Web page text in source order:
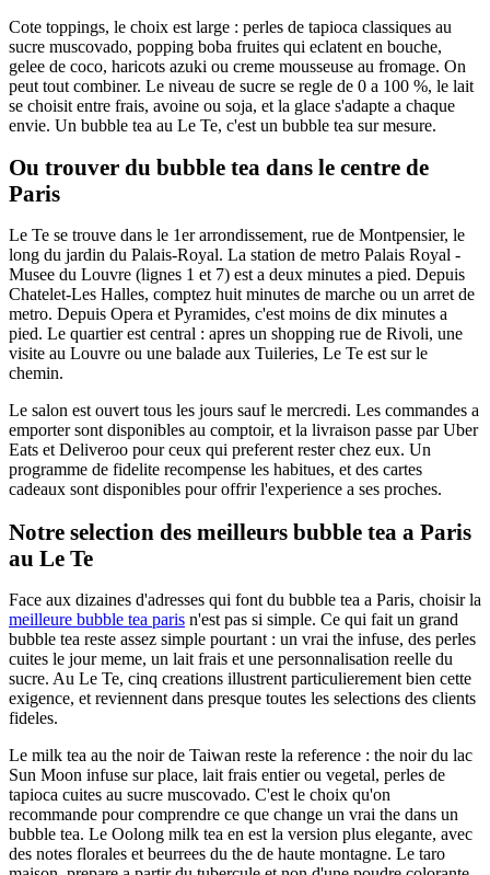
Cote toppings, le choix est large : perles de tapioca classiques au
sucre muscovado, popping boba fruites qui eclatent en bouche,
gelee de coco, haricots azuki ou creme mousseuse au fromage. On
peut tout combiner. Le niveau de sucre se regle de 0 a 100 %, le lait
se choisit entre frais, avoine ou soja, et la glace s'adapte a chaque
envie. Un bubble tea au Le Te, c'est un bubble tea sur mesure.
Ou trouver du bubble tea dans le centre de
Paris
Le Te se trouve dans le 1er arrondissement, rue de Montpensier, le
long du jardin du Palais-Royal. La station de metro Palais Royal -
Musee du Louvre (lignes 1 et 7) est a deux minutes a pied. Depuis
Chatelet-Les Halles, comptez huit minutes de marche ou un arret de
metro. Depuis Opera et Pyramides, c'est moins de dix minutes a
pied. Le quartier est central : apres un shopping rue de Rivoli, une
visite au Louvre ou une balade aux Tuileries, Le Te est sur le
chemin.
Le salon est ouvert tous les jours sauf le mercredi. Les commandes a
emporter sont disponibles au comptoir, et la livraison passe par Uber
Eats et Deliveroo pour ceux qui preferent rester chez eux. Un
programme de fidelite recompense les habitues, et des cartes
cadeaux sont disponibles pour offrir l'experience a ses proches.
Notre selection des meilleurs bubble tea a Paris
au Le Te
Face aux dizaines d'adresses qui font du bubble tea a Paris, choisir la
meilleure bubble tea paris n'est pas si simple. Ce qui fait un grand
bubble tea reste assez simple pourtant : un vrai the infuse, des perles
cuites le jour meme, un lait frais et une personnalisation reelle du
sucre. Au Le Te, cinq creations illustrent particulierement bien cette
exigence, et reviennent dans presque toutes les selections des clients
fideles.
Le milk tea au the noir de Taiwan reste la reference : the noir du lac
Sun Moon infuse sur place, lait frais entier ou vegetal, perles de
tapioca cuites au sucre muscovado. C'est le choix qu'on
recommande pour comprendre ce que change un vrai the dans un
bubble tea. Le Oolong milk tea en est la version plus elegante, avec
des notes florales et beurrees du the de haute montagne. Le taro